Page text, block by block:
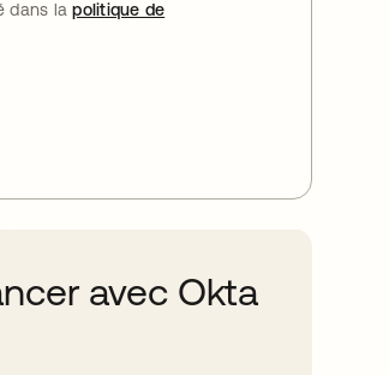
dans lapolitique de
avec Okta